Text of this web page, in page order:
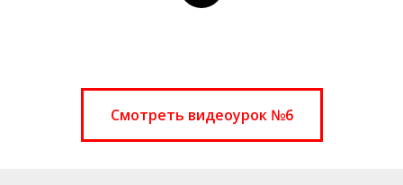
Смотреть видеоурок №6